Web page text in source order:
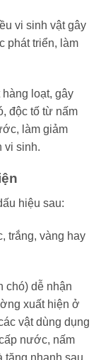
vi sinh vật gây
phát triển, làm
loạt, gây
độc tố từ nấm
làm giảm
vi sinh.
hiệu sau:
trắng, vàng hay
chó) dễ nhận
xuất hiện ở
vật dùng dụng
nước, nấm
tăng nhanh sau